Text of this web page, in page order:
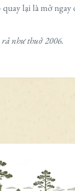
lại là mở
như thuở 2006.